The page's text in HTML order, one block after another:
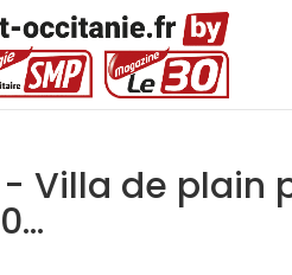
- Villa de plain